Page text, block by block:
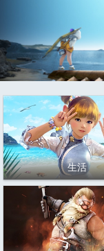
生活